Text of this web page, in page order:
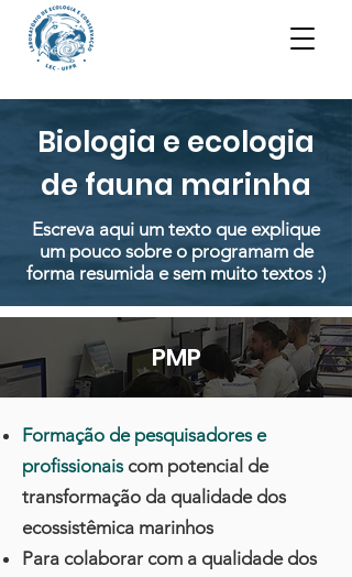
Biologia e ecologia
de fauna marinha
Escreva aqui um texto que explique
um pouco sobre o programam de
forma resumida e sem muito textos :)
PMP
Formação de pesquisadores e
profissionaiscom potencial de
transformação da qualidade dos
ecossistêmica marinhos
Para colaborar com a qualidade dos